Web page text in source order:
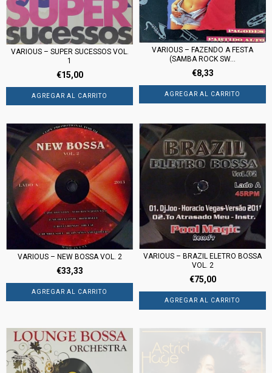
VARIOUS – SUPER SUCESSOS VOL.
1
€15,00
VARIOUS – FAZENDO A FESTA
(SAMBA ROCK SW...
€8,33
VARIOUS – NEW BOSSA VOL. 2
€33,33
VARIOUS – BRAZIL ELETRO BOSSA
VOL. 2
€75,00